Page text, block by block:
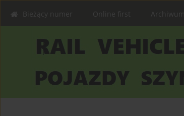
Bieżący numer Online first Archiwum